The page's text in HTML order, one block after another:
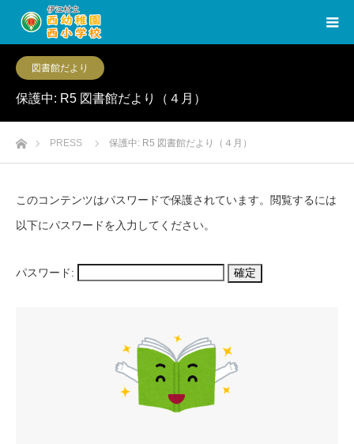
図書館だより
保護中: R5 図書館だより（４月）
ホームPRESS 保護中: R5 図書館だより（４月）
このコンテンツはパスワードで保護されています。閲覧するには
以下にパスワードを入力してください。
パスワード: